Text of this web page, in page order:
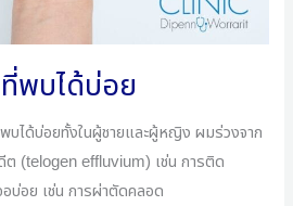
พบได้บ่อย
บได้บ่อยทั้งในผู้ชายและผู้หญิง ผมร่วงจาก
ต (telogen effluvium) เช่น การติด
บ่อย เช่น การผ่าตัดคลอด